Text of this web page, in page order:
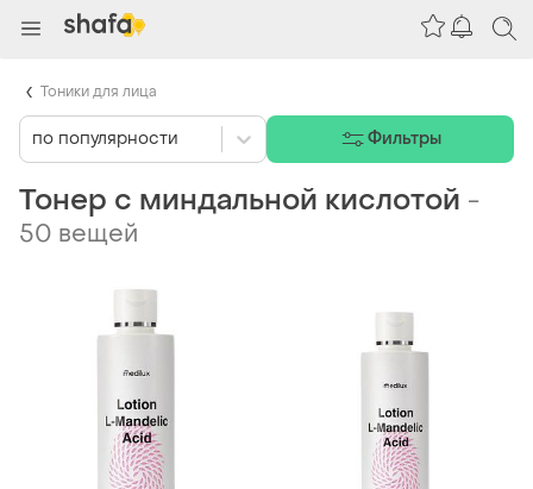
Тонер с миндальной кислотой -
50 вещей
по популярности Фильтры
Тоники для лица